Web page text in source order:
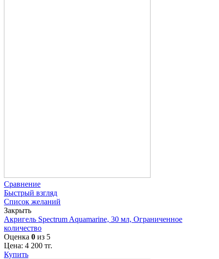
Сравнение
Быстрый взгляд
Список желаний
Закрыть
Акригель Spectrum Aquamarine, 30 мл, Ограниченное
количество
Оценка 0 из 5
Цена: 4 200 тг.
Купить